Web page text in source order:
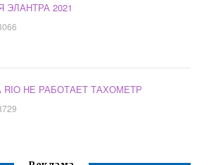
ЭЛАНТРА 2021
RIO НЕ РАБОТАЕТ ТАХОМЕТР